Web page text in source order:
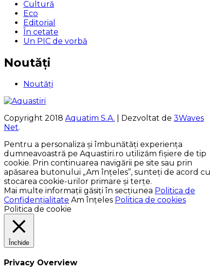
Cultură
Eco
Editorial
În cetate
Un PIC de vorbă
Noutăți
Noutăți
Copyright 2018 Aquatim S.A. | Dezvoltat de 3Waves
Net.
Pentru a personaliza și îmbunătăți experiența
dumneavoastră pe Aquastiri.ro utilizăm fișiere de tip
cookie. Prin continuarea navigării pe site sau prin
apăsarea butonului „Am înțeles”, sunteți de acord cu
stocarea cookie-urilor primare și terțe.
Mai multe informații găsiți în secțiunea Politica de
Confidențialitate Am înțeles Politica de cookies
Politica de cookie
Închide
Privacy Overview